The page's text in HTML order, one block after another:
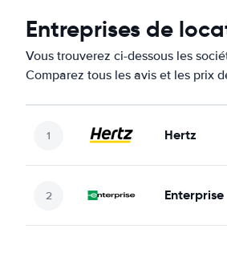
Entreprises de
Vous trouverez ci-dessous les
Comparez tous les avis et les prix
Hertz
Enterprise